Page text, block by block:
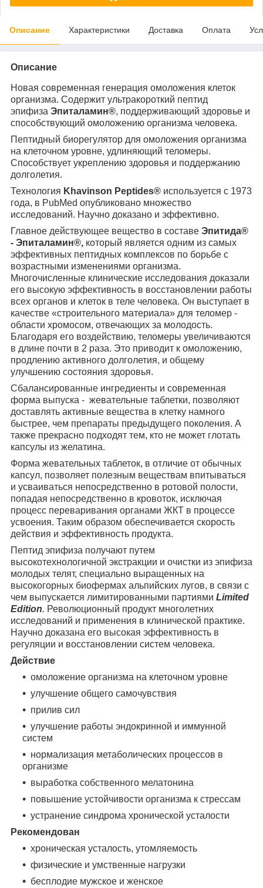
Описание Характеристики Доставка Оплата
Описание
Новая современная генерация омоложения клеток
организма. Содержит ультракороткий пептид
эпифиза Эпиталамин®, поддерживающий здоровье и
способствующий омоложению организма человека.
Пептидный биорегулятор для омоложения организма
на клеточном уровне, удлиняющий теломеры.
Способствует укреплению здоровья и поддержанию
долголетия.
Технология Khavinson Peptides® используется с 1973
года, в PubMed опубликовано множество
исследований. Научно доказано и эффективно.
Главное действующее вещество в составе Эпитида®
- Эпиталамин®, который является одним из самых
эффективных пептидных комплексов по борьбе с
возрастными изменениями организма.
Многочисленные клинические исследования доказали
его высокую эффективность в восстановлении работы
всех органов и клеток в теле человека. Он выступает в
качестве «строительного материала» для теломер -
области хромосом, отвечающих за молодость.
Благодаря его воздействию, теломеры увеличиваются
в длине почти в 2 раза. Это приводит к омоложению,
продлению активного долголетия, и общему
улучшению состояния здоровья.
Сбалансированные ингредиенты и современная
форма выпуска - жевательные таблетки, позволяют
доставлять активные вещества в клетку намного
быстрее, чем препараты предыдущего поколения. А
также прекрасно подходят тем, кто не может глотать
капсулы из желатина.
Форма жевательных таблеток, в отличие от обычных
капсул, позволяет полезным веществам впитываться
и усваиваться непосредственно в ротовой полости,
попадая непосредственно в кровоток, исключая
процесс переваривания органами ЖКТ в процессе
усвоения. Таким образом обеспечивается скорость
действия и эффективность продукта.
Пептид эпифиза получают путем
высокотехнологичной экстракции и очистки из эпифиза
молодых телят, специально выращенных на
высокогорных биофермах альпийских лугов, в связи с
чем выпускается лимитированными партиями Limited
Edition. Революционный продукт многолетних
исследований и применения в клинической практике.
Научно доказана его высокая эффективность в
регуляции и восстановлении систем человека.
Действие
омоложение организма на клеточном уровне
улучшение общего самочувствия
прилив сил
улучшение работы эндокринной и иммунной
систем
нормализация метаболических процессов в
организме
выработка собственного мелатонина
повышение устойчивости организма к стрессам
устранение синдрома хронической усталости
Рекомендован
хроническая усталость, утомляемость
физические и умственные нагрузки
бесплодие мужское и женское